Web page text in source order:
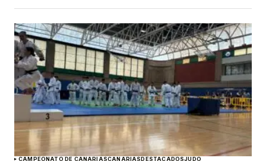
CAMPEONATO DE CANARIASCANARIASDESTACADOSJUDO